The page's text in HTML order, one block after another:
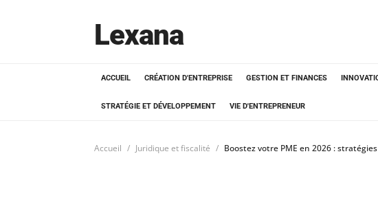
Lexana
ACCUEIL CRÉATION D'ENTREPRISE GESTION ET FINANCES
STRATÉGIE ET DÉVELOPPEMENT VIE D'ENTREPRENEUR
Accueil Juridique et fiscalité Boostez votre PME en 2026 :